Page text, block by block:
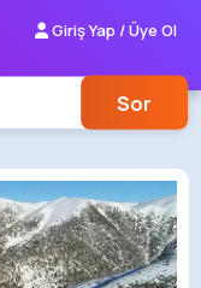
Giriş Yap / Üye Ol
Sor